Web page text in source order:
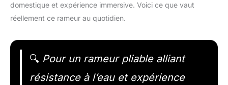
domestique et expérience immersive. Voici ce que vaut
réellement ce rameur au quotidien.
🔍 Pour un rameur pliable alliant
résistance à l’eau et expérience